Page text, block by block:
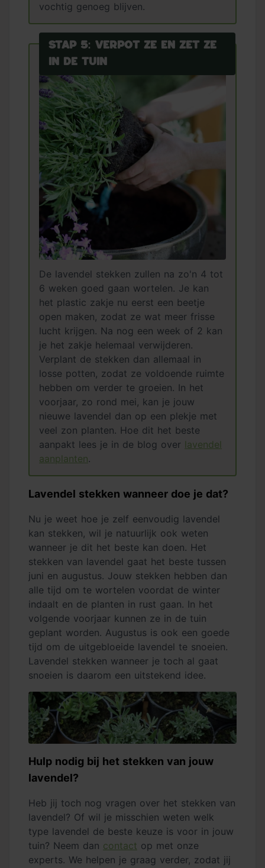
vochtig genoeg blijven.
Stap 5: Verpot ze en zet ze
in de tuin
De lavendel stekken zullen na zo'n 4 tot
6 weken goed gaan wortelen. Je kan
het plastic zakje nu eerst een beetje
open maken, zodat ze wat meer frisse
lucht krijgen. Na nog een week of 2 kan
je het zakje helemaal verwijderen.
Verplant de stekken dan allemaal in
losse potten, zodat ze voldoende ruimte
hebben om verder te groeien. In het
voorjaar, zo rond mei, kan je jouw
nieuwe lavendel dan op een plekje met
veel zon planten. Hoe dit het beste
aanpakt lees je in de blog over lavendel
aanplanten.
Lavendel stekken wanneer doe je dat?
Nu je weet hoe je zelf eenvoudig lavendel
kan stekken, wil je natuurlijk ook weten
wanneer je dit het beste kan doen. Het
stekken van lavendel gaat het beste tussen
juni en augustus. Jouw stekken hebben dan
alle tijd om te wortelen voordat de winter
indaalt en de planten in rust gaan. In het
volgende voorjaar kunnen ze in de tuin
geplant worden. Augustus is ook een goede
tijd om de uitgebloeide lavendel te snoeien.
Lavendel stekken wanneer je toch al gaat
snoeien is daarom een uitstekend idee.
Hulp nodig bij het stekken van jouw
lavendel?
Heb jij toch nog vragen over het stekken van
lavendel? Of wil je misschien weten welk
type lavendel de beste keuze is voor in jouw
tuin? Neem dan contact op met onze
experts. We helpen je graag verder, zodat jij